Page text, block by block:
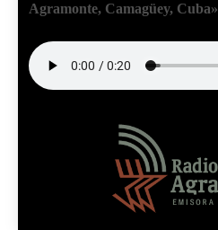
Agramonte, Camagüey, Cuba»